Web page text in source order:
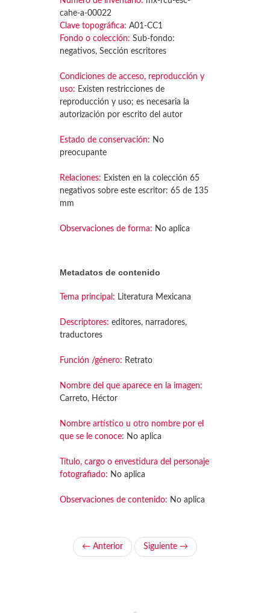
cahe-a-00022
Clave topográfica: A01-CC1
Fondo o colección: Sub-fondo:
negativos, Sección escritores
Condiciones de acceso, reproducción y
uso: Existen restricciones de
reproducción y uso; es necesaria la
autorización por escrito del autor
Estado de conservación: No
preocupante
Relaciones: Existen en la colección 65
negativos sobre este escritor: 65 de 135
mm
Observaciones de forma: No aplica
Metadatos de contenido
Tema principal: Literatura Mexicana
Descriptores: editores, narradores,
traductores
Función /género: Retrato
Nombre del que aparece en la imagen:
Carreto, Héctor
Nombre artístico u otro nombre por el
que se le conoce: No aplica
Título, cargo o envestidura del personaje
fotografiado: No aplica
Observaciones de contenido: No aplica
← Anterior Siguiente →